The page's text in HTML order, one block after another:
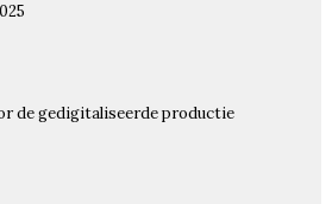
de gedigitaliseerde productie